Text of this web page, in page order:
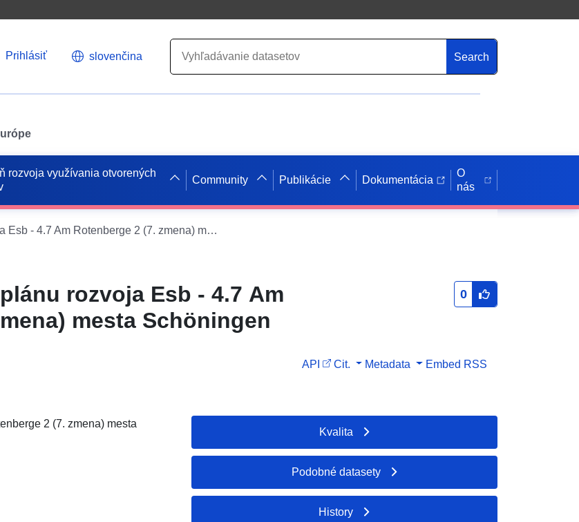
Prihlásiť slovenčina Search
rozvoja využívania otvorených
Community Publikácie Dokumentácia
O
nás
ATOM prispieva k plánu rozvoja Esb - 4.7 Am Rotenberge 2 (7. zmena) mesta Schöningen
rozvoja Esb - 4.7 Am
mesta Schöningen
0
API Cit. Metadata Embed RSS
2 (7. zmena) mesta
Kvalita
Podobné datasety
History